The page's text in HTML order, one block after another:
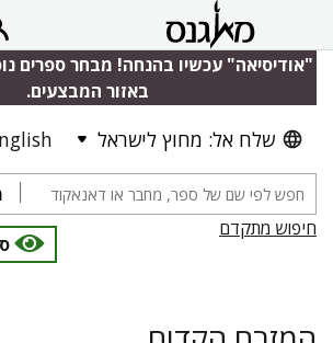
"אודיסיאה" עכשיו בהנחה! מבחר ספרים
באזור המבצעים.
שלח אל: מחוץ לישראל
חיפוש מתקדם